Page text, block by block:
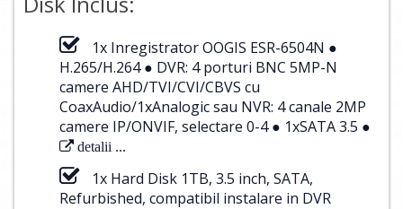
1x Inregistrator OOGIS ESR-6504N ●
H.265/H.264 ● DVR: 4 porturi BNC 5MP-N
camere AHD/TVI/CVI/CBVS cu
CoaxAudio/1xAnalogic sau NVR: 4 canale 2MP
camere IP/ONVIF, selectare 0-4 ● 1xSATA 3.5 ●
detalii ...
1x Hard Disk 1TB, 3.5 inch, SATA,
Refurbished, compatibil instalare in DVR